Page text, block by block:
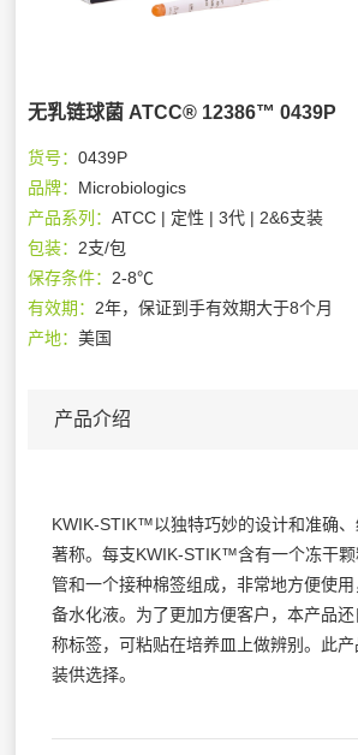
无乳链球菌 ATCC® 12386™ 0439P
货号：0439P
品牌： Microbiologics
产品系列：ATCC | 定性 | 3代 | 2&6支装
包装： 2支/包
保存条件： 2-8℃
有效期： 2年，保证到手有效期大于8个月
产地：美国
产品介绍
KWIK-STIK™以独特巧妙的设计和准确
著称。每支KWIK-STIK™含有一个冻干
管和一个接种棉签组成，非常地方便使
备水化液。为了更加方便客户，本产品
称标签，可粘贴在培养皿上做辨别。此
装供选择。